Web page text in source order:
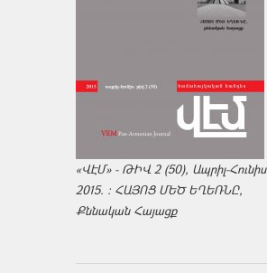
«ՎԷՄ» - ԹԻՎ 2 (50), Ապրիլ-Հունիս
2015. : ՀԱՅՈՑ ՄԵԾ ԵՂԵՌՆԸ,
Քննական Հայացք